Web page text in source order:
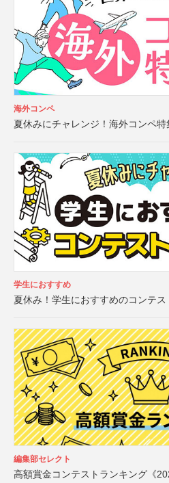
海外コンペ
夏休みにチャレンジ！海外コンペ特
学生におすすめ
夏休み！学生におすすめのコンテス
編集部セレクト
高額賞金コンテストランキング《